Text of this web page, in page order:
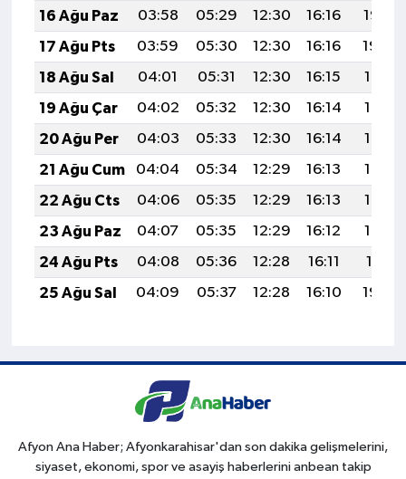
16 Ağu Paz
03:58 05:29 12:30 16:16
19:22
17 Ağu Pts
03:59 05:30 12:30 16:16
19:20
18 Ağu Sal
04:01 05:31 12:30 16:15
19:19
19 Ağu Çar
04:02 05:32 12:30 16:14
19:18
20 Ağu Per
04:03 05:33 12:30 16:14
19:16
21 Ağu Cum
04:04 05:34 12:29 16:13
19:15
22 Ağu Cts
04:06 05:35 12:29 16:13
19:14
23 Ağu Paz
04:07 05:35 12:29 16:12
19:12
24 Ağu Pts
04:08 05:36 12:28 16:11
19:11
25 Ağu Sal
04:09 05:37 12:28 16:10 19:09
Afyon Ana Haber; Afyonkarahisar'dan son dakika gelişmelerini,
siyaset, ekonomi, spor ve asayiş haberlerini anbean takip